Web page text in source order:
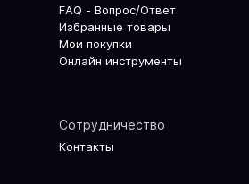
FAQ - Вопрос/Ответ
Избранные товары
Мои покупки
Онлайн инструменты
Сотрудничество
Контакты